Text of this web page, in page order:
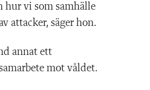
hur vi som samhälle
attacker, säger hon.
annat ett
mot våldet.